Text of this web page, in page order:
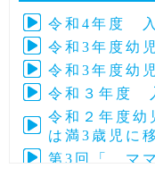
令和4年度
令和3年度幼
令和3年度幼
令和３年度
令和２年度
は満3歳児に
第3回「 ママ